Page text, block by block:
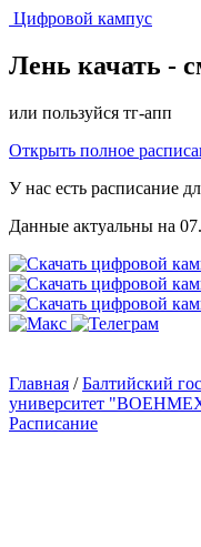
Цифровой кампус
Лень качать -
или пользуйся тг-апп
Открыть полное
У нас есть расписание
Данные актуальны на
Главная /Балтийский
университет
Расписание